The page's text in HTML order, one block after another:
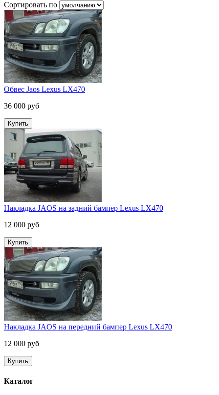
Сортировать по
Обвес Jaos Lexus LX470
36 000 руб
Накладка JAOS на задний бампер Lexus LX470
12 000 руб
Накладка JAOS на передний бампер Lexus LX470
12 000 руб
Каталог